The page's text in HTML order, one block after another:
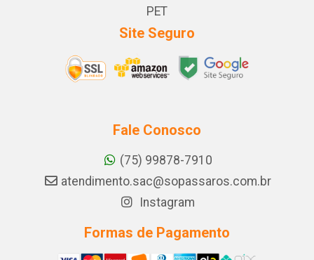
PET
Site Seguro
Fale Conosco
(75) 99878-7910
atendimento.sac@sopassaros.com.br
Instagram
Formas de Pagamento